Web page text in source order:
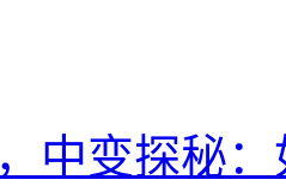
中变探秘